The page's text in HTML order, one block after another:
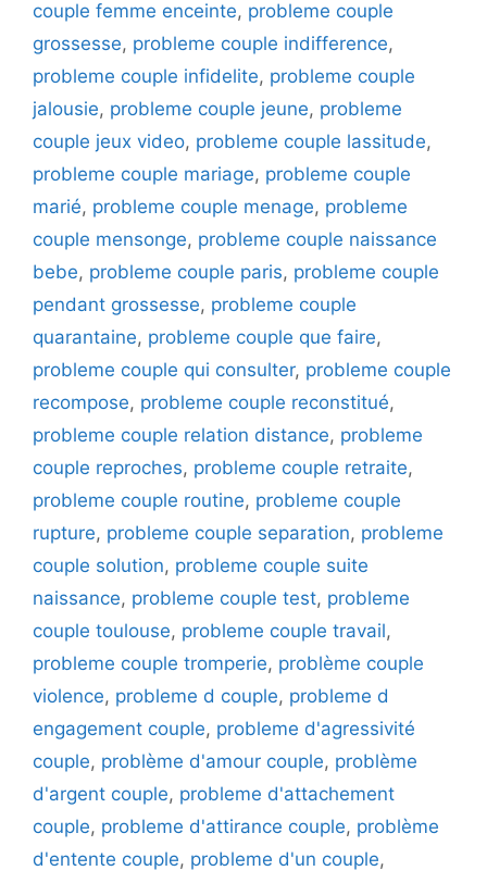
couple femme enceinte, probleme couple
grossesse, probleme couple indifference,
probleme couple infidelite, probleme couple
jalousie, probleme couple jeune, probleme
couple jeux video, probleme couple lassitude,
probleme couple mariage, probleme couple
marié, probleme couple menage, probleme
couple mensonge, probleme couple naissance
bebe, probleme couple paris, probleme couple
pendant grossesse, probleme couple
quarantaine, probleme couple que faire,
probleme couple qui consulter, probleme couple
recompose, probleme couple reconstitué,
probleme couple relation distance, probleme
couple reproches, probleme couple retraite,
probleme couple routine, probleme couple
rupture, probleme couple separation, probleme
couple solution, probleme couple suite
naissance, probleme couple test, probleme
couple toulouse, probleme couple travail,
probleme couple tromperie, problème couple
violence, probleme d couple, probleme d
engagement couple, probleme d'agressivité
couple, problème d'amour couple, problème
d'argent couple, probleme d'attachement
couple, probleme d'attirance couple, problème
d'entente couple, probleme d'un couple,